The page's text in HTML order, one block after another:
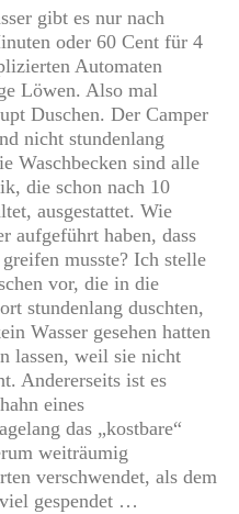
gibt es nur nach
oder 60 Cent für 4
Automaten
Löwen. Also mal
Duschen. Der Camper
nicht stundenlang
Waschbecken sind alle
die schon nach 10
ausgestattet. Wie
aufgeführt haben, dass
musste? Ich stelle
vor, die in die
stundenlang duschten,
Wasser gesehen hatten
lassen, weil sie nicht
Andererseits ist es
eines
das „kostbare“
weiträumig
verschwendet, als dem
gespendet …